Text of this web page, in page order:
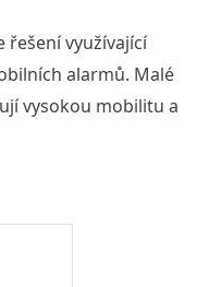
řešení využívající
alarmů. Malé
vysokou mobilitu a